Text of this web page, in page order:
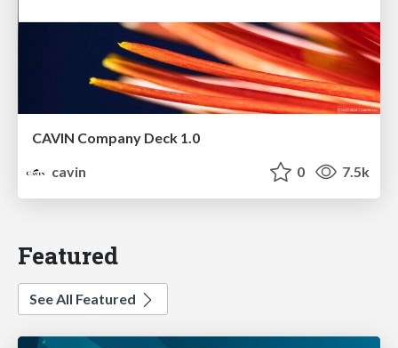
CAVIN Company Deck 1.0
cavin
0 7.5k
Featured
See All Featured